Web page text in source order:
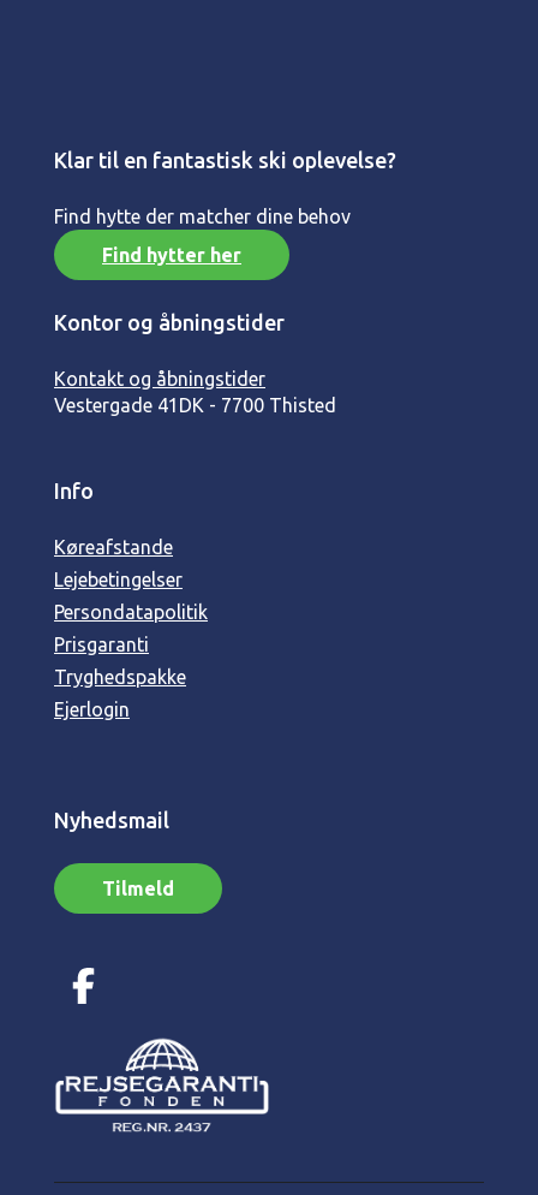
Klar til en fantastisk ski oplevelse?
Find hytte der matcher dine behov
Find hytter her
Kontor og åbningstider
Kontakt og åbningstider
Vestergade 41 DK - 7700 Thisted
Info
Køreafstande
Lejebetingelser
Persondatapolitik
Prisgaranti
Tryghedspakke
Ejerlogin
Nyhedsmail
Tilmeld